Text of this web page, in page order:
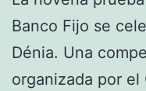
Banco Fijo se
Dénia. Una
organizada por el